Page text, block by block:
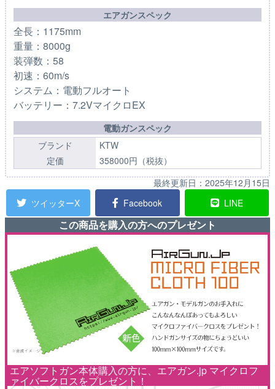
エアガンスペック
全長：1175mm
重量：8000g
装弾数：58
初速：60m/s
システム：電動フルオート
バッテリー：7.2VマイクロEX
電動ガンスペック
ブランド
KTW
定価
358000円（税抜）
最終更新日： 2025年12月15日
ツイッターX
Facebook LINE
この商品を購入の方へのプレゼント
エアソフトガン本体購入の方に、エアガン.jp マイクロフ
ァイバークロスをプレゼント！